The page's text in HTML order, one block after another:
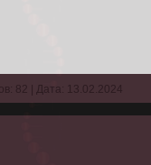
82 | Дата: 13.02.2024